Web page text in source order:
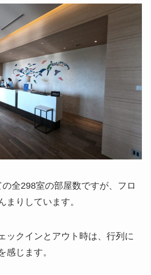
全298室の部屋数ですが、フロ
まりしています。
ックインとアウト時は、行列に
感じます。